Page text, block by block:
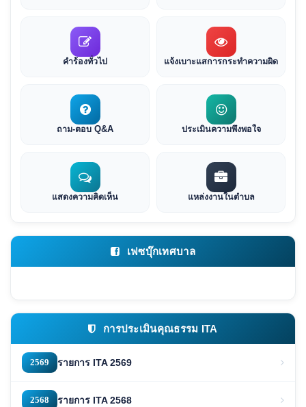
คำร้องทั่วไป แจ้งเบาะแสการกระทำความผิด
ถาม-ตอบ Q&A ประเมินความพึงพอใจ
แสดงความคิดเห็น แหล่งงานในตำบล
เฟซบุ๊กเทศบาล
การประเมินคุณธรรม ITA
2569 รายการ ITA 2569
2568 รายการ ITA 2568